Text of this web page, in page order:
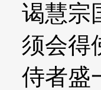
谒慧宗
须会得
侍者盛